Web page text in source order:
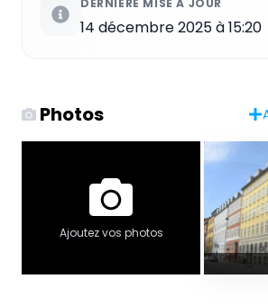
14 décembre 2025 à 15:20
Photos
Ajoutez vos photos